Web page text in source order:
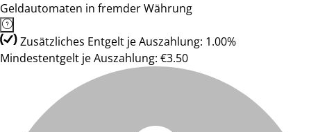
Geldautomaten in fremder Währung
Zusätzliches Entgelt je Auszahlung: 1.00%
Mindestentgelt je Auszahlung: €3.50